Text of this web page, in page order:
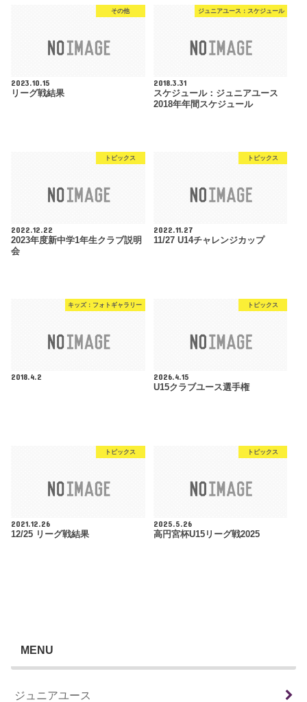
その他
2023.10.15
リーグ戦結果
ジュニアユース：スケジュール
2018.3.31
スケジュール：ジュニアユース
2018年年間スケジュール
トピックス
2022.12.22
2023年度新中学1年生クラブ説明
会
トピックス
2022.11.27
11/27 U14チャレンジカップ
キッズ：フォトギャラリー
2018.4.2
トピックス
2026.4.15
U15クラブユース選手権
トピックス
2021.12.26
12/25 リーグ戦結果
トピックス
2025.5.26
高円宮杯U15リーグ戦2025
MENU
ジュニアユース